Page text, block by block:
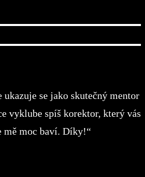
se jako skutečný mentor
vyklube spíš korektor, který vás
mě moc baví. Díky!“